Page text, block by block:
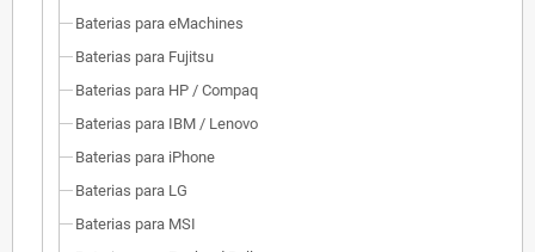
Baterias para eMachines
Baterias para Fujitsu
Baterias para HP / Compaq
Baterias para IBM / Lenovo
Baterias para iPhone
Baterias para LG
Baterias para MSI